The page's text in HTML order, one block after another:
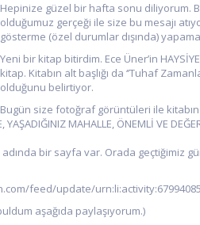
Hepinize güzel bir hafta sonu diliyorum.
olduğumuz gerçeği ile size bu mesajı
gösterme (özel durumlar dışında)
Yeni bir kitap bitirdim. Ece Üner’in
kitap. Kitabın alt başlığı da ‘’Tuhaf
olduğunu belirtiyor.
Bugün size fotoğraf görüntüleri ile kitabın
YAŞADIĞINIZ MAHALLE, ÖNEMLİ VE
bir sayfa var. Orada geçtiğimiz
feed/update/
aşağıda paylaşıyorum.)